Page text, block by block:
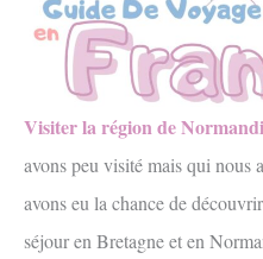
Visiter la région de
avons peu visité mais qui nous
avons eu la chance de découvrir
séjour en Bretagne et en